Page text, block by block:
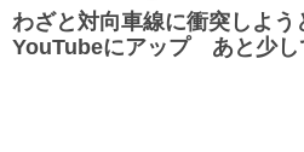
わざと対向車線に衝突しよう
YouTubeにアップ あと少し